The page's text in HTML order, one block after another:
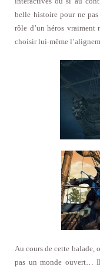
belle histoire pour ne
rôle d’un héros vraiment
choisir lui-même
Au cours de cette balade,
pas un monde ouvert…